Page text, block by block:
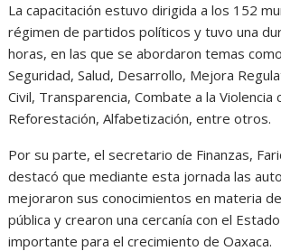
La capacitación estuvo dirigida a los 152
régimen de partidos políticos y tuvo una
horas, en las que se abordaron temas
Seguridad, Salud, Desarrollo, Mejora
Civil, Transparencia, Combate a la
Reforestación, Alfabetización, entre otros.
Por su parte, el secretario de Finanzas,
destacó que mediante esta jornada las
mejoraron sus conocimientos en materia
pública y crearon una cercanía con el
importante para el crecimiento de Oaxaca.